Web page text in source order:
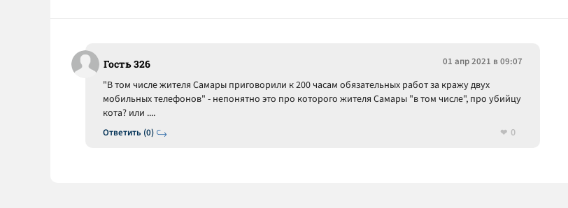
Гость 326 01 апр 2021 в 09:07
Ответить (0)
"В том числе жителя Самары приговорили к 200 часам обязательных работ за кражу двух
мобильных телефонов" - непонятно это про которого жителя Самары "в том числе", про убийцу
кота? или ....
0